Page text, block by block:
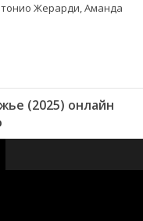
Жерарди, Аманда
(2025) онлайн